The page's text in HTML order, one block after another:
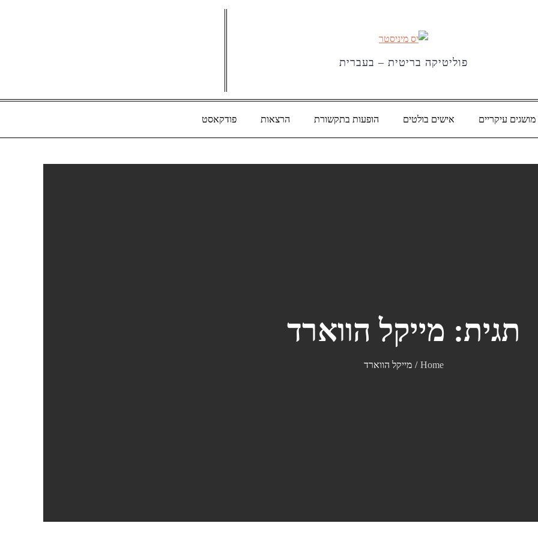
פוליטיקה בריטית – בעברית
מושגים עיקריים אישים בולטים הופעות בתקשורת הרצאות פודקאסט
תגית: מייקל הווארד
Home מייקל הווארד